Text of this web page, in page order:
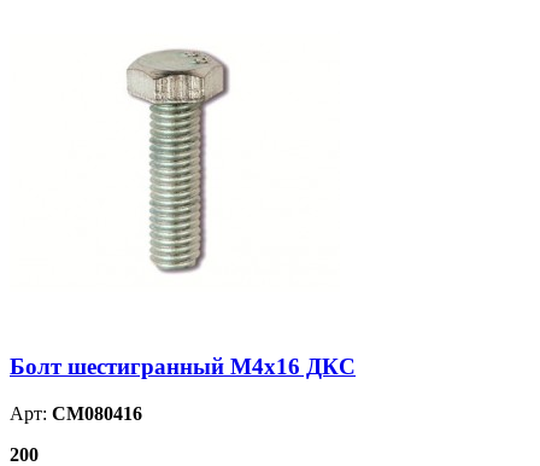
Болт шестигранный М4х16 ДКС
Арт: CM080416
200